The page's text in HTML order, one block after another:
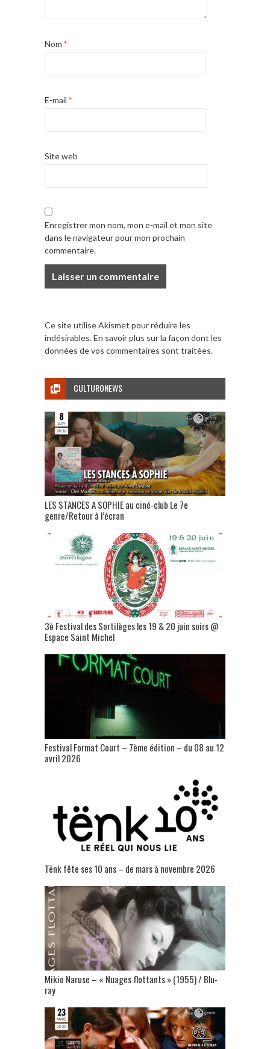
Nom *
E-mail *
Site web
Enregistrer mon nom, mon e-mail et mon site
dans le navigateur pour mon prochain
commentaire.
Ce site utilise Akismet pour réduire les
indésirables.En savoir plus sur la façon dont les
données de vos commentaires sont traitées.
CULTURONEWS
LES STANCES A SOPHIE au ciné-club Le 7e
genre/Retour à l’écran
3è Festival des Sortilèges les 19 & 20 juin soirs @
Espace Saint Michel
Festival Format Court – 7ème édition – du 08 au 12
avril 2026
Tënk fête ses 10 ans – de mars à novembre 2026
Mikio Naruse – « Nuages flottants » (1955) / Blu-
ray